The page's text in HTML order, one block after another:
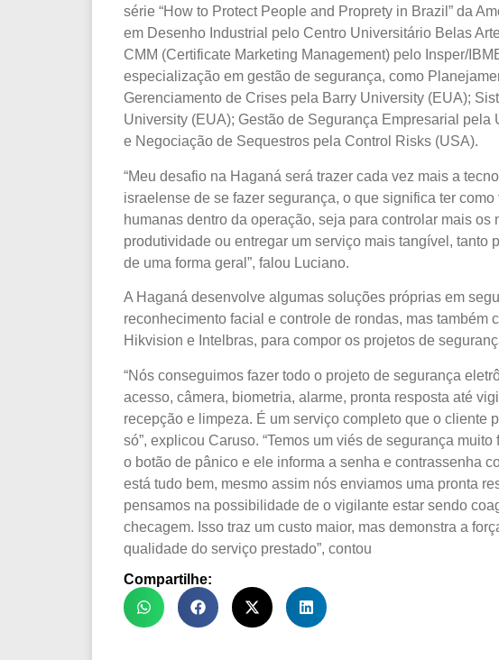
série “How to Protect People and Proprety in Brazil” da
em Desenho Industrial pelo Centro Universitário Belas
CMM (Certificate Marketing Management) pelo Insper/
especialização em gestão de segurança, como
Gerenciamento de Crises pela Barry University (EUA);
University (EUA); Gestão de Segurança Empresarial
e Negociação de Sequestros pela Control Risks (USA).
“Meu desafio na Haganá será trazer cada vez mais a
israelense de se fazer segurança, o que significa ter
humanas dentro da operação, seja para controlar mais os
produtividade ou entregar um serviço mais tangível, tanto
de uma forma geral”, falou Luciano.
A Haganá desenvolve algumas soluções próprias em
reconhecimento facial e controle de rondas, mas também
Hikvision e Intelbras, para compor os projetos de
“Nós conseguimos fazer todo o projeto de segurança
acesso, câmera, biometria, alarme, pronta resposta até
recepção e limpeza. É um serviço completo que o cliente
só”, explicou Caruso. “Temos um viés de segurança
o botão de pânico e ele informa a senha e contrassenha
está tudo bem, mesmo assim nós enviamos uma pronta
pensamos na possibilidade de o vigilante estar sendo
checagem. Isso traz um custo maior, mas demonstra a
qualidade do serviço prestado”, contou
Compartilhe: